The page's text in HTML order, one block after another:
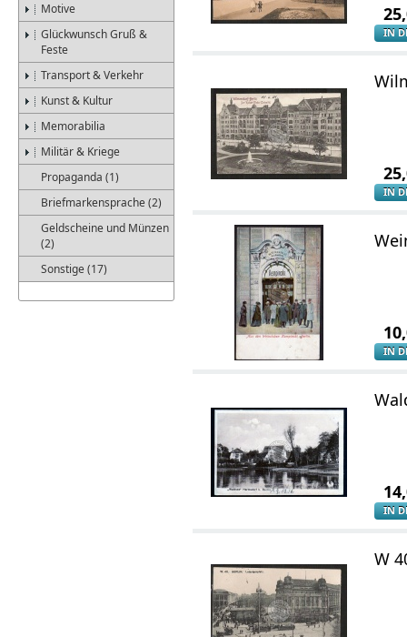
Motive
Glückwunsch Gruß &
Feste
Transport & Verkehr
Kunst & Kultur
Memorabilia
Militär & Kriege
Propaganda (1)
Briefmarkensprache (2)
Geldscheine und Münzen
(2)
Sonstige (17)
IN
IN
IN
IN
W